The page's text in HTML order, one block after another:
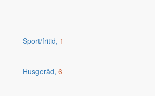
Sport/fritid, 1
Husgeråd, 6